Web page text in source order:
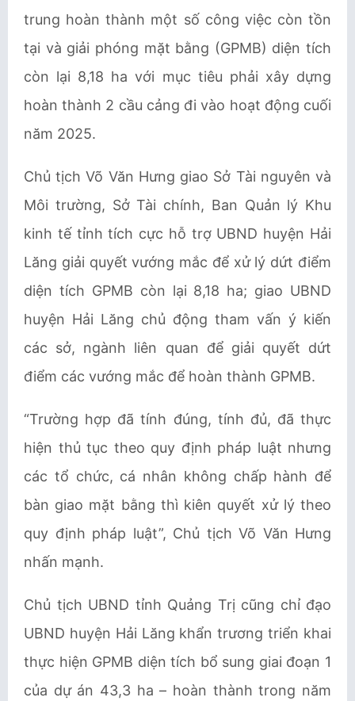
trung hoàn thành một số công việc còn tồn
tại và giải phóng mặt bằng (GPMB) diện tích
còn lại 8,18 ha với mục tiêu phải xây dựng
hoàn thành 2 cầu cảng đi vào hoạt động cuối
năm 2025.
Chủ tịch Võ Văn Hưng giao Sở Tài nguyên và
Môi trường, Sở Tài chính, Ban Quản lý Khu
kinh tế tỉnh tích cực hỗ trợ UBND huyện Hải
Lăng giải quyết vướng mắc để xử lý dứt điểm
diện tích GPMB còn lại 8,18 ha; giao UBND
huyện Hải Lăng chủ động tham vấn ý kiến
các sở, ngành liên quan để giải quyết dứt
điểm các vướng mắc để hoàn thành GPMB.
“Trường hợp đã tính đúng, tính đủ, đã thực
hiện thủ tục theo quy định pháp luật nhưng
các tổ chức, cá nhân không chấp hành để
bàn giao mặt bằng thì kiên quyết xử lý theo
quy định pháp luật”, Chủ tịch Võ Văn Hưng
nhấn mạnh.
Chủ tịch UBND tỉnh Quảng Trị cũng chỉ đạo
UBND huyện Hải Lăng khẩn trương triển khai
thực hiện GPMB diện tích bổ sung giai đoạn 1
của dự án 43,3 ha – hoàn thành trong năm